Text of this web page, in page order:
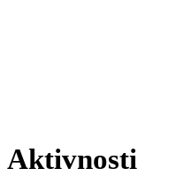
Aktivnosti